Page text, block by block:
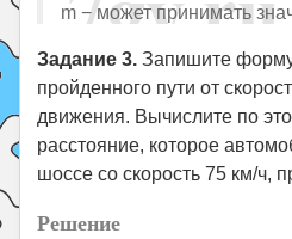
m − может принимать
Задание 3. Запишите
пройденного пути от
движения. Вычислите по
расстояние, которое
шоссе со скорость 75 км/ч,
Решение